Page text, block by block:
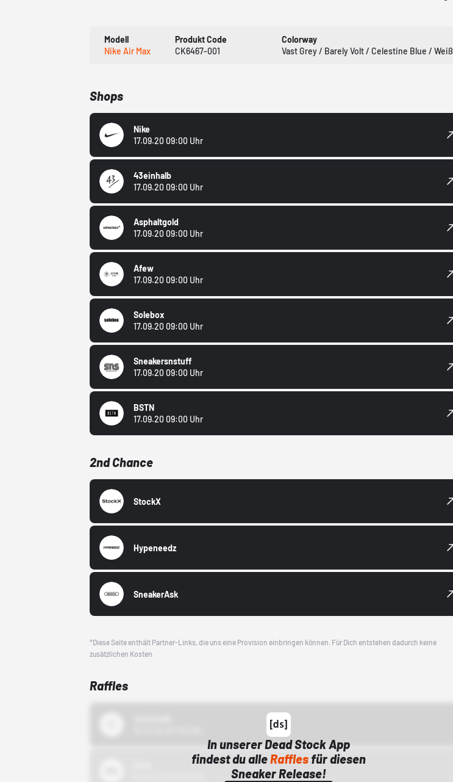
Modell
Nike Air Max
Produkt Code
CK6467-001
Colorway
Vast Grey / Barely Volt / Celestine Blue / Weiß
Shops
Nike
17.09.20 09:00 Uhr
43einhalb
17.09.20 09:00 Uhr
Asphaltgold
17.09.20 09:00 Uhr
Afew
17.09.20 09:00 Uhr
Solebox
17.09.20 09:00 Uhr
Sneakersnstuff
17.09.20 09:00 Uhr
BSTN
17.09.20 09:00 Uhr
2nd Chance
StockX
Hypeneedz
SneakerAsk
*Diese Seite enthält Partner-Links, die uns eine Provision einbringen können. Für Dich entstehen dadurch keine
zusätzlichen Kosten.
Raffles
In unserer Dead Stock App
findest du alleRaffles für diesen
Sneaker Release!